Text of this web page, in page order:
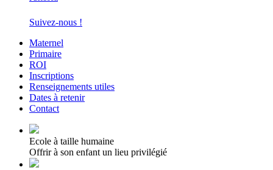
Suivez-nous !
Maternel
Primaire
ROI
Inscriptions
Renseignements utiles
Dates à retenir
Contact
Ecole à taille humaine
Offrir à son enfant un lieu privilégié